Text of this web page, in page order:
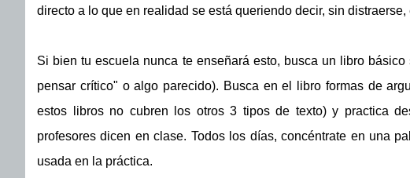
directo a lo que en realidad se está queriendo decir, sin
Si bien tu escuela nunca te enseñará esto, busca un libro
pensar crítico" o algo parecido). Busca en el libro formas de
estos libros no cubren los otros 3 tipos de texto) y practica
profesores dicen en clase. Todos los días, concéntrate en una
usada en la práctica.